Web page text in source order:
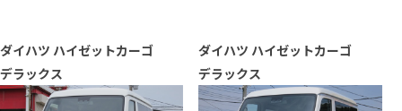
ダイハツ ハイゼットカーゴ
デラックス
ダイハツ ハイゼットカーゴ
デラックス